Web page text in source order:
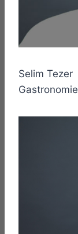
Selim Tezer
Gastronomie